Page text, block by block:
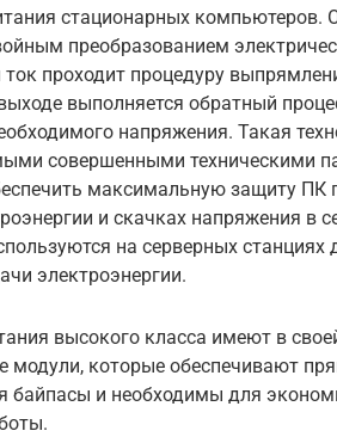
стационарных компьютеров.
преобразованием
проходит процедуру
выполняется обратный
напряжения. Такая
совершенными техническими
максимальную защиту ПК
и скачках напряжения в
на серверных станциях
электроэнергии.
высокого класса имеют в
модули, которые обеспечивают
и необходимы для